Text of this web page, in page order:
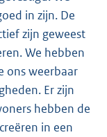
in zijn. De
zijn geweest
We hebben
ons weerbaar
Er zijn
hebben de
in een